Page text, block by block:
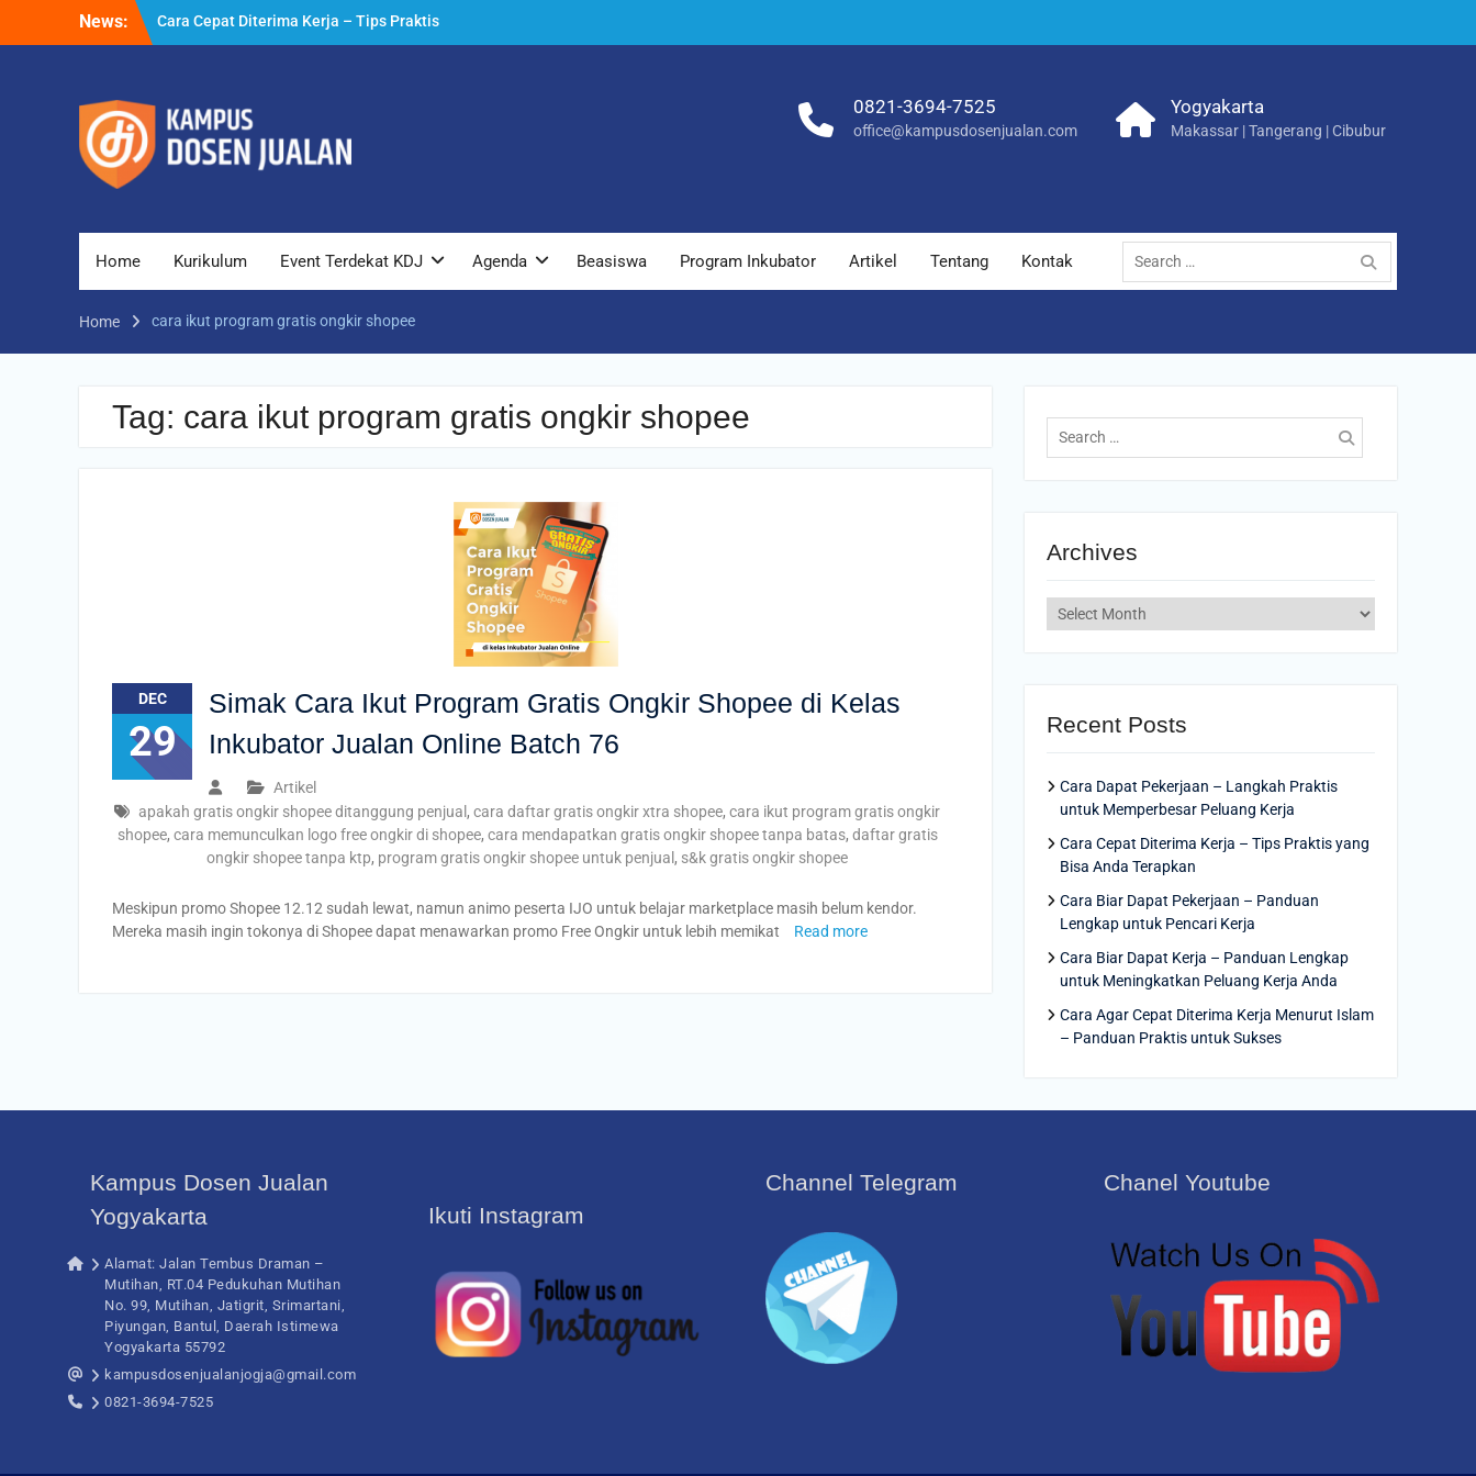
News:
Cara Cepat Diterima Kerja – Tips Praktis
yang Bisa Anda Terapkan
Cara Dapat Pekerjaan – Langkah Praktis
untuk Memperbesar Peluang Kerja
0821-3694-7525
office@kampusdosenjualan.com
Yogyakarta
Makassar | Tangerang | Cibubur
Home Kurikulum Event Terdekat KDJ Agenda Beasiswa Program Inkubator Artikel Tentang Kontak
Search
for:
Home cara ikut program gratis ongkir shopee
Tag: cara ikut program gratis ongkir shopee
DEC
29
Simak Cara Ikut Program Gratis Ongkir Shopee di Kelas
Inkubator Jualan Online Batch 76
Artikel
apakah gratis ongkir shopee ditanggung penjual , cara daftar gratis ongkir xtra shopee, cara ikut program gratis ongkir
shopee, cara memunculkan logo free ongkir di shopee, cara mendapatkan gratis ongkir shopee tanpa batas, daftar gratis
ongkir shopee tanpa ktp, program gratis ongkir shopee untuk penjual , s&k gratis ongkir shopee
Meskipun promo Shopee 12.12 sudah lewat, namun animo peserta IJO untuk belajar marketplace masih belum kendor.
Mereka masih ingin tokonya di Shopee dapat menawarkan promo Free Ongkir untuk lebih memikat
Read more
Search
for:
Archives
Archives
Recent Posts
Cara Dapat Pekerjaan – Langkah Praktis
untuk Memperbesar Peluang Kerja
Cara Cepat Diterima Kerja – Tips Praktis yang
Bisa Anda Terapkan
Cara Biar Dapat Pekerjaan – Panduan
Lengkap untuk Pencari Kerja
Cara Biar Dapat Kerja – Panduan Lengkap
untuk Meningkatkan Peluang Kerja Anda
Cara Agar Cepat Diterima Kerja Menurut Islam
– Panduan Praktis untuk Sukses
Kampus Dosen Jualan
Yogyakarta
Alamat: Jalan Tembus Draman –
Mutihan, RT.04 Pedukuhan Mutihan
No. 99, Mutihan, Jatigrit, Srimartani,
Piyungan, Bantul, Daerah Istimewa
Yogyakarta 55792
kampusdosenjualanjogja@gmail.com
0821-3694-7525
Ikuti Instagram
Channel Telegram Chanel Youtube